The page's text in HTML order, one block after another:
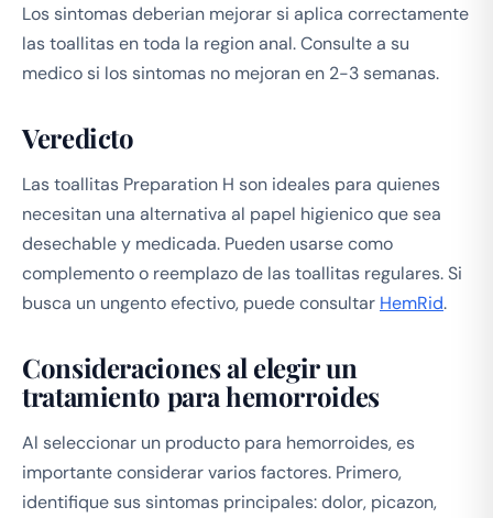
Los sintomas deberian mejorar si aplica correctamente
las toallitas en toda la region anal. Consulte a su
medico si los sintomas no mejoran en 2-3 semanas.
Veredicto
Las toallitas Preparation H son ideales para quienes
necesitan una alternativa al papel higienico que sea
desechable y medicada. Pueden usarse como
complemento o reemplazo de las toallitas regulares. Si
busca un ungento efectivo, puede consultar HemRid.
Consideraciones al elegir un
tratamiento para hemorroides
Al seleccionar un producto para hemorroides, es
importante considerar varios factores. Primero,
identifique sus sintomas principales: dolor, picazon,